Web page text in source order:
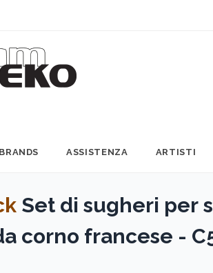
BRANDS ASSISTENZA ARTISTI
Set di sugheri per
corno francese -